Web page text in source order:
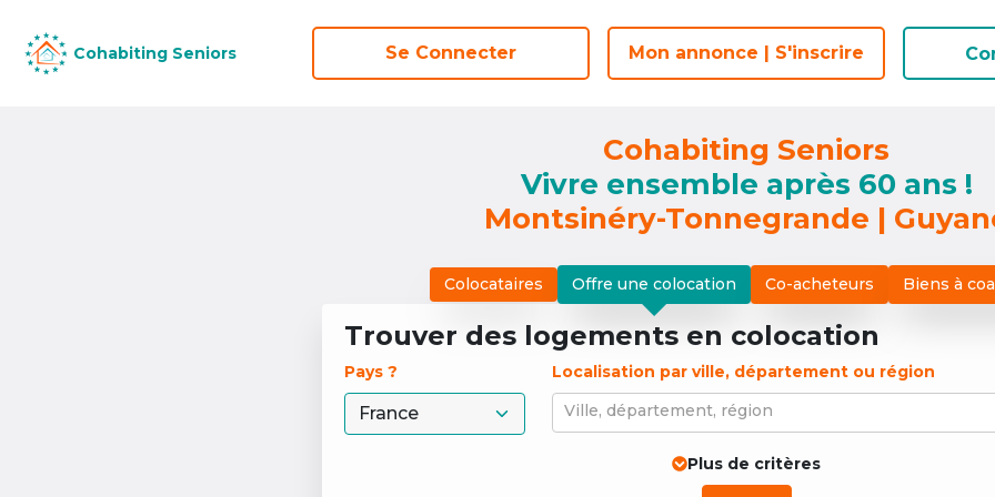
Cohabiting Seniors Se Connecter Mon annonce | S'inscrire
Cohabiting Seniors Se Connecter Mon annonce | S'inscrire
Cohabiting Seniors
Vivre ensemble après 60 ans !
Montsinéry-Tonnegrande |
Colocataires Offre une colocation Co-acheteurs Biens à
Trouver des logements en colocation
Pays ?
Localisation par ville, département ou région
Ville, département, région
Plus de critères